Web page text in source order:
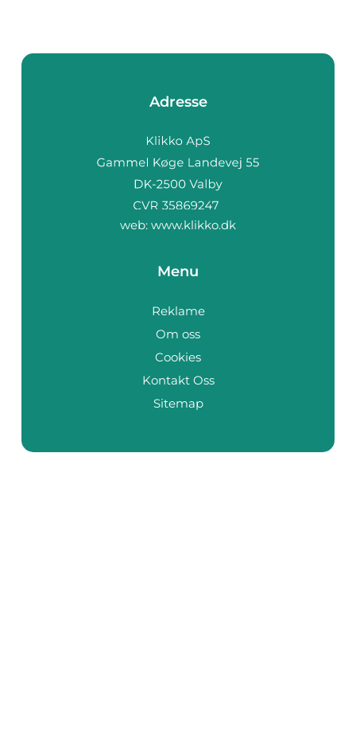
Adresse
web: www.klikko.dk
Menu
Reklame
Om oss
Cookies
Kontakt Oss
Sitemap